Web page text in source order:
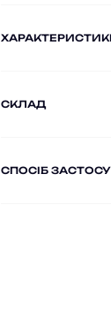
СКЛАД
СПОСІБ